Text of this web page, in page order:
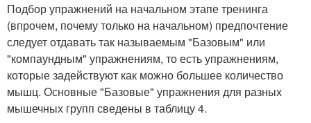
Подбор упражнений на начальном этапе тренинга
(впрочем, почему только на начальном) предпочтение
следует отдавать так называемым "Базовым" или
"компаундным" упражнениям, то есть упражнениям,
которые задействуют как можно большее количество
мышц. Основные "Базовые" упражнения для разных
мышечных групп сведены в таблицу 4.